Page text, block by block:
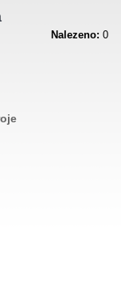
Nalezeno: 0